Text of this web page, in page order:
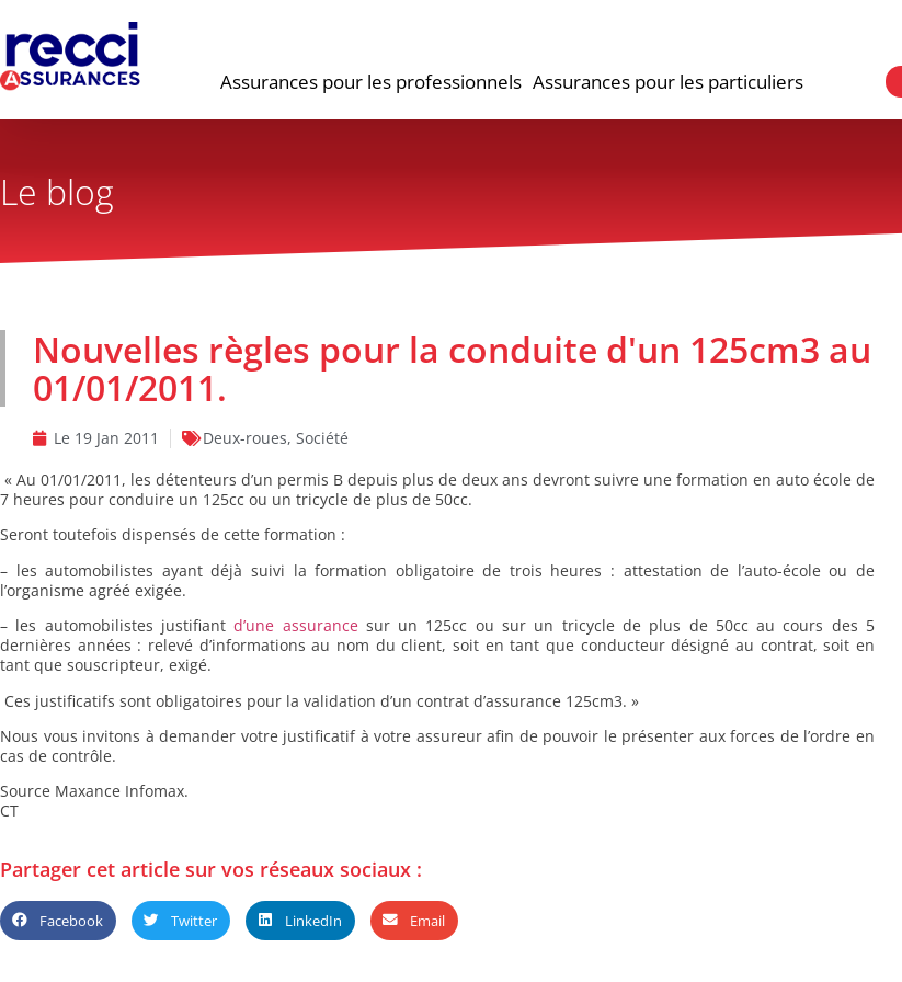
Assurances pour les professionnels Assurances pour les particuliers
Le blog
Nouvelles règles pour la conduite d'un 125cm3 au
01/01/2011.
Le 19 Jan 2011 Deux-roues, Société
« Au 01/01/2011, les détenteurs d’un permis B depuis plus de deux ans devront suivre une formation en auto école de
7 heures pour conduire un 125cc ou un tricycle de plus de 50cc.
Seront toutefois dispensés de cette formation :
– les automobilistes ayant déjà suivi la formation obligatoire de trois heures : attestation de l’auto-école ou de
l’organisme agréé exigée.
– les automobilistes justifiantd’une assurancesur un 125cc ou sur un tricycle de plus de 50cc au cours des 5
dernières années : relevé d’informations au nom du client, soit en tant que conducteur désigné au contrat, soit en
tant que souscripteur, exigé.
Ces justificatifs sont obligatoires pour la validation d’un contrat d’assurance 125cm3. »
Nous vous invitons à demander votre justificatif à votre assureur afin de pouvoir le présenter aux forces de l’ordre en
cas de contrôle.
Source Maxance Infomax.
CT
Partager cet article sur vos réseaux sociaux :
Facebook Twitter LinkedIn Email